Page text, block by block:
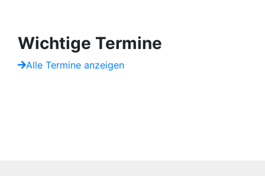
Wichtige Termine
Alle Termine anzeigen